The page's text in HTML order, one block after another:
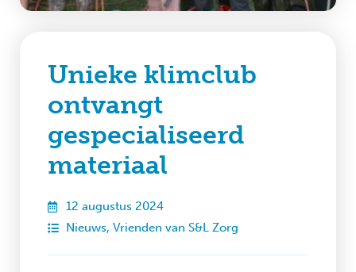
Unieke klimclub
ontvangt
gespecialiseerd
materiaal
12 augustus 2024
Nieuws, Vrienden van S&L Zorg